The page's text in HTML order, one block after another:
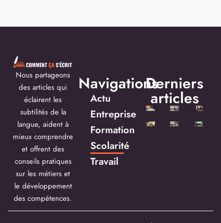
Nous partageons
des articles qui
éclairent les
subtilités de la
langue, aident à
mieux comprendre
et offrent des
conseils pratiques
sur les métiers et
le développement
des compétences.
Navigations
Actu
Entreprise
Formation
Scolarité
Travail
Derniers
articles